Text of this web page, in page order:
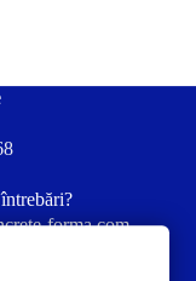
forma.com